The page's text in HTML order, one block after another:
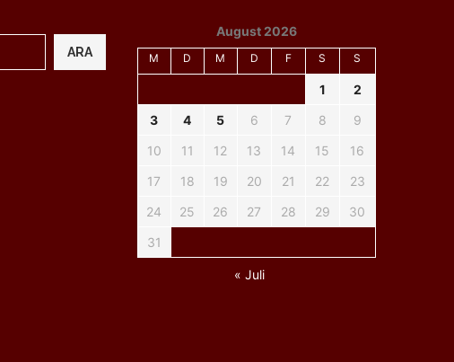
ARA
August 2026
M D M D F S S
1
2
3
4 5 6 7 8
9
10
11 12 13 14 15
16
17
18 19 20 21 22
23
24
25 26 27 28 29
30
31
« Juli